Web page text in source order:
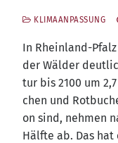
KLIMAANPASSUNG
In Rhein­land-
der Wäl­der
tur bis 2100 um
chen und
on sind, neh­men
Hälf­te ab. Das